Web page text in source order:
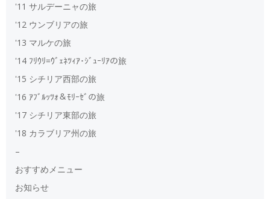
'11 サルデーニャの旅
'12 ウンブリアの旅
'13 マルケの旅
'14 ﾌﾘｳﾘ=ｳﾞｪﾈﾂｨｱ･ｼﾞｭｰﾘｱの旅
'15 シチリア西部の旅
'16 ｱﾌﾞﾙｯﾂｫ＆ﾓﾘｰｾﾞの旅
'17 シチリア東部の旅
'18 カラブリア州の旅
–
おすすめメニュー
お知らせ